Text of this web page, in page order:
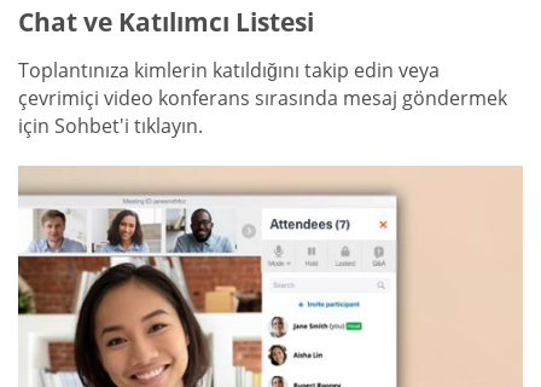
Chat ve Katılımcı Listesi
Toplantınıza kimlerin katıldığını takip edin veya
çevrimiçi video konferans sırasında mesaj göndermek
için Sohbet'i tıklayın.